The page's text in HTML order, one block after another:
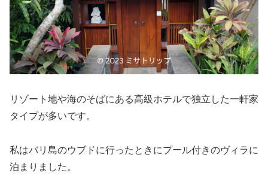
リゾート地や海のそばにある高級ホテルで独立した一軒家
タイプが多いです。
私はバリ島のウブドに行ったときにプール付きのヴィラに
泊まりました。